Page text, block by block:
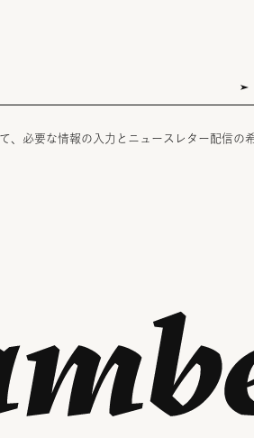
、必要な情報の入力とニュースレター配信の